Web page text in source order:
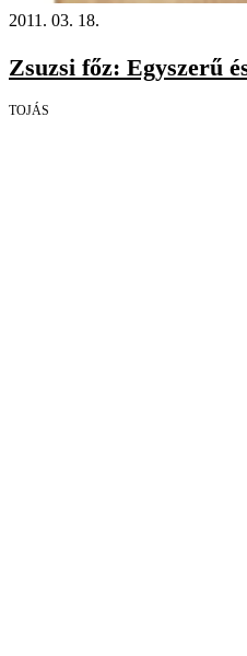
2011. 03. 18.
Zsuzsi főz: Egyszerű
TOJÁS